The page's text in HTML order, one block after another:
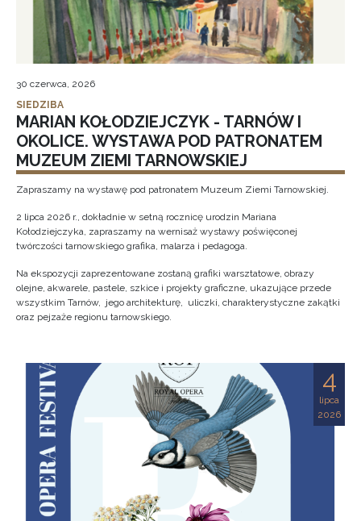
30 czerwca, 2026
SIEDZIBA
MARIAN KOŁODZIEJCZYK - TARNÓW I
OKOLICE. WYSTAWA POD PATRONATEM
MUZEUM ZIEMI TARNOWSKIEJ
Zapraszamy na wystawę pod patronatem Muzeum Ziemi Tarnowskiej.
2 lipca 2026 r., dokładnie w setną rocznicę urodzin Mariana
Kołodziejczyka, zapraszamy na wernisaż wystawy poświęconej
twórczości tarnowskiego grafika, malarza i pedagoga.
Na ekspozycji zaprezentowane zostaną grafiki warsztatowe, obrazy
olejne, akwarele, pastele, szkice i projekty graficzne, ukazujące przede
wszystkim Tarnów, jego architekturę, uliczki, charakterystyczne zakątki
oraz pejzaże regionu tarnowskiego.
4
lipca
2026